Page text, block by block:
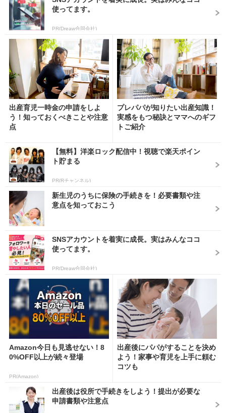
使ってます。
PR(Dreaw合同会社)
出産育児一時金の申請をしよ
う！知っておくべきことや注意
点
プレパパが知りたい出産知識！
実感をもつ秘訣とママへのギフ
トご紹介
【無料】洋楽ロック配信中！視聴で楽天ポイン
ト貯まる
PR(Rチャンネル)
新生児のうちに保険の手続きを！必要書類や注
意点を知っておこう
SNSアカウントを着実に成長。実はみんなココ
使ってます。
PR(Dreaw合同会社)
Amazon今日も見逃せない！8
0%OFF以上が続々登場
PR(Amazon)
出産後にパパがすることを決め
よう！家事や育児を上手に頼む
コツも
出産後は役所で手続きをしよう！提出が必要な
申請書類や注意点